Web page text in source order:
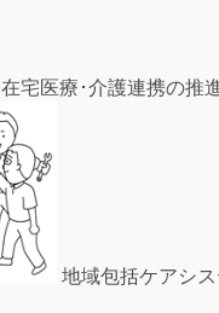
在宅医療･介護連携の推
地域包括ケアシ